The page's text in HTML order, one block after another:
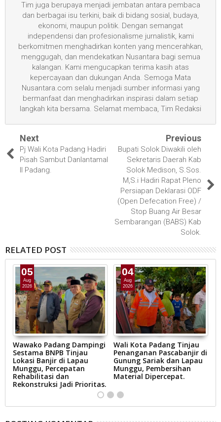
Tim juga berupaya menjadi jembatan antara pembaca
dan berbagai isu terkini, baik di bidang sosial, budaya,
ekonomi, maupun politik. Dengan semangat
independensi dan profesionalisme jurnalistik, kami
berkomitmen menghadirkan konten yang mencerahkan,
menggugah, dan mendekatkan Nusantara bagi semua
kalangan. Kami mengucapkan terima kasih atas
kepercayaan dan dukungan Anda. Semoga Mata
Nusantara.com selalu menjadi sumber informasi yang
bermanfaat dan menghadirkan inspirasi dalam setiap
langkah kita bersama. Selamat membaca, Tim Redaksi
Next
Pj Wali Kota Padang Hadiri
Pisah Sambut Danlantamal
II Padang.
Previous
Bupati Solok Diwakili oleh
Sekretaris Daerah Kab
Solok Medison, S.Sos.
M,S.i Hadiri Rapat Pleno
Persiapan Deklarasi ODF
(Open Defecation Free) /
Stop Buang Air Besar
Sembarangan (BABS) Kab
Solok.
RELATED POST
05
Aug
2026
Wawako Padang Dampingi
Sestama BNPB Tinjau
Lokasi Banjir di Lapau
Munggu, Percepatan
Rehabilitasi dan
Rekonstruksi Jadi Prioritas.
04
Aug
2026
Wali Kota Padang Tinjau
Penanganan Pascabanjir di
Gunung Sariak dan Lapau
Munggu, Pembersihan
Material Dipercepat.